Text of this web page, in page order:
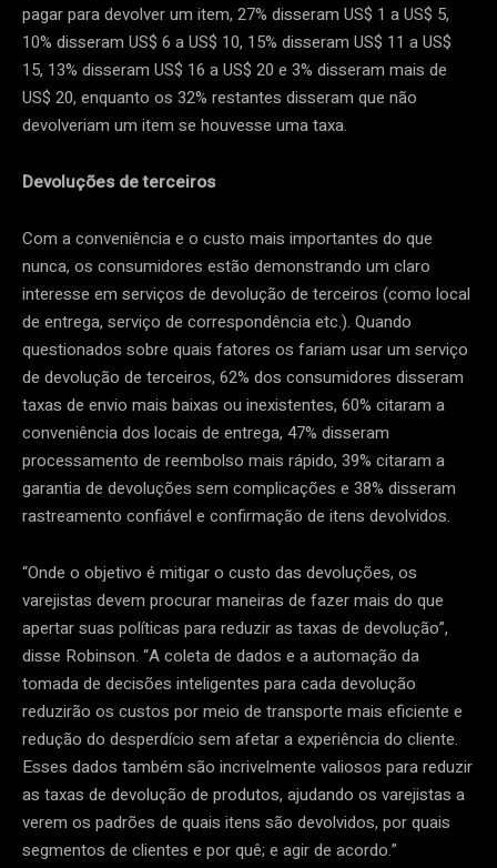
pagar para devolver um item, 27% disseram US$ 1 a US$ 5,
10% disseram US$ 6 a US$ 10, 15% disseram US$ 11 a US$
15, 13% disseram US$ 16 a US$ 20 e 3% disseram mais de
US$ 20, enquanto os 32% restantes disseram que não
devolveriam um item se houvesse uma taxa.
Devoluções de terceiros
Com a conveniência e o custo mais importantes do que
nunca, os consumidores estão demonstrando um claro
interesse em serviços de devolução de terceiros (como local
de entrega, serviço de correspondência etc.). Quando
questionados sobre quais fatores os fariam usar um serviço
de devolução de terceiros, 62% dos consumidores disseram
taxas de envio mais baixas ou inexistentes, 60% citaram a
conveniência dos locais de entrega, 47% disseram
processamento de reembolso mais rápido, 39% citaram a
garantia de devoluções sem complicações e 38% disseram
rastreamento confiável e confirmação de itens devolvidos.
“Onde o objetivo é mitigar o custo das devoluções, os
varejistas devem procurar maneiras de fazer mais do que
apertar suas políticas para reduzir as taxas de devolução”,
disse Robinson. “A coleta de dados e a automação da
tomada de decisões inteligentes para cada devolução
reduzirão os custos por meio de transporte mais eficiente e
redução do desperdício sem afetar a experiência do cliente.
Esses dados também são incrivelmente valiosos para reduzir
as taxas de devolução de produtos, ajudando os varejistas a
verem os padrões de quais itens são devolvidos, por quais
segmentos de clientes e por quê; e agir de acordo.”